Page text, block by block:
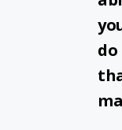
do